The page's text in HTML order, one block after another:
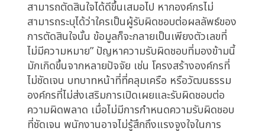
หลังความล้มเหลวนี้มักไม่ใช่การขาดข้อมูล แต่
เป็นการขาดความชัดเจนในเรื่องของความรับผิดชอบ
เมื่อข้อมูลที่ซับซ้อนและหลากหลายถูกนำมาวิเคราะห์
และใช้ในการตัดสินใจแล้ว ใครจะเป็นผู้รับผิดชอบ
หากการตัดสินใจนั้นนำไปสู่ผลลัพธ์ที่ไม่พึงประสงค์
ไม่ว่าจะเป็นความเสียหายทางการเงิน การสูญเสียชื่อ
เสียง หรือการผิดพลาดทางกฎหมาย การระบุและ
มอบหมายความรับผิดชอบอย่างชัดเจนจึงเป็นขั้น